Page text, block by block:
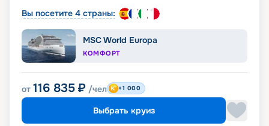
Вы посетите 4 страны:
MSC World Europa
КОМФОРТ
от 116 835 ₽ /чел +1 000
Выбрать круиз